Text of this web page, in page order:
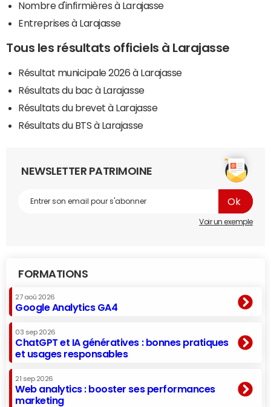
Nombre d'infirmières à Larajasse
Entreprises à Larajasse
Tous les résultats officiels à Larajasse
Résultat municipale 2026 à Larajasse
Résultats du bac à Larajasse
Résultats du brevet à Larajasse
Résultats du BTS à Larajasse
NEWSLETTER PATRIMOINE
Voir un exemple
FORMATIONS
27 aoû 2026
Google Analytics GA4
03 sep 2026
ChatGPT et IA génératives : bonnes pratiques
et usages responsables
21 sep 2026
Web analytics : booster ses performances
marketing